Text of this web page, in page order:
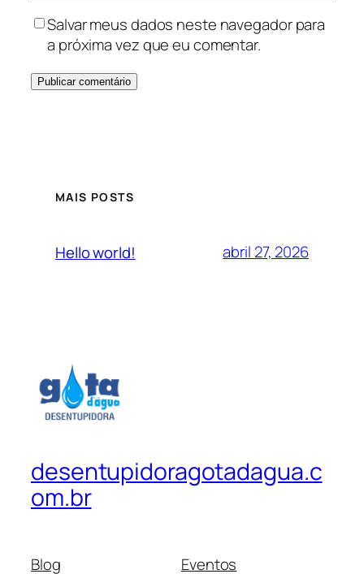
Salvar meus dados neste navegador para
a próxima vez que eu comentar.
MAIS POSTS
Hello world! abril 27, 2026
desentupidoragotadagua.c
om.br
Blog Eventos